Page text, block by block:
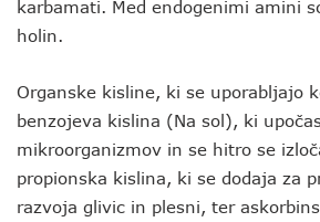
karbamati. Med endogenimi amini
holin.
Organske kisline, ki se uporabljajo
benzojeva kislina (Na sol), ki
mikroorganizmov in se hitro se
propionska kislina, ki se dodaja za
razvoja glivic in plesni, ter